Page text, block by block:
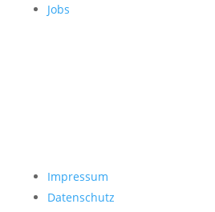
Jobs
Impressum
Datenschutz